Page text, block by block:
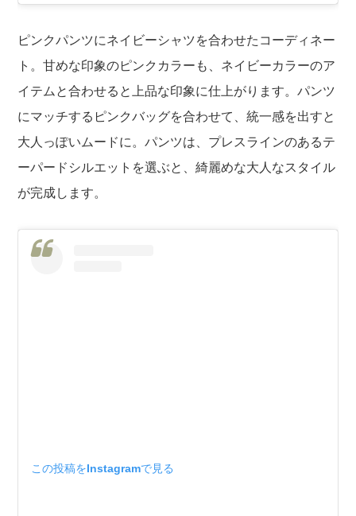
ピンクパンツにネイビーシャツを合わせたコーディネー
ト。甘めな印象のピンクカラーも、ネイビーカラーのア
イテムと合わせると上品な印象に仕上がります。パンツ
にマッチするピンクバッグを合わせて、統一感を出すと
大人っぽいムードに。パンツは、プレスラインのあるテ
ーパードシルエットを選ぶと、綺麗めな大人なスタイル
が完成します。
この投稿をInstagramで見る